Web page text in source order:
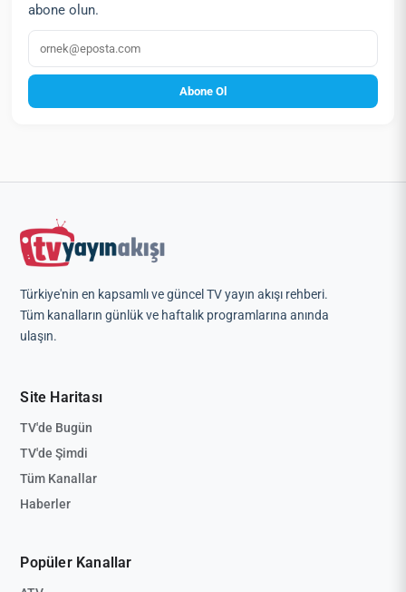
abone olun.
E‑posta
Abone Ol
Türkiye'nin en kapsamlı ve güncel TV yayın akışı rehberi.
Tüm kanalların günlük ve haftalık programlarına anında
ulaşın.
Site Haritası
TV'de Bugün
TV'de Şimdi
Tüm Kanallar
Haberler
Popüler Kanallar